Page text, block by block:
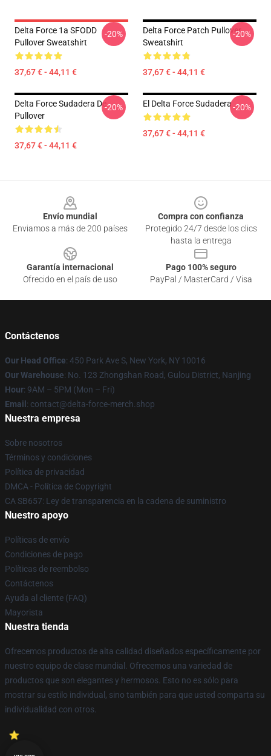
Delta Force 1a SFODD
Pullover Sweatshirt
37,67 € - 44,11 €
-20%
Delta Force Patch Pullover
Sweatshirt
37,67 € - 44,11 €
-20%
Delta Force Sudadera De
Pullover
37,67 € - 44,11 €
-20% El Delta Force Sudadera
37,67 € - 44,11 €
-20%
Envío mundial
Enviamos a más de 200 países
Compra con confianza
Protegido 24/7 desde los clics
hasta la entrega
Garantía internacional
Ofrecido en el país de uso
Pago 100% seguro
PayPal / MasterCard / Visa
Contáctenos
Our Head Office: 450 Park Ave S, New York, NY 10016
Our Warehouse: No. 123 Zhongshan Road, Gulou District, Nanjing
Hour: 9AM – 5PM (Mon – Fri)
Email : contact@delta-force-merch.shop
Nuestra empresa
Sobre nosotros
Términos y condiciones
Política de privacidad
DMCA - Política de Copyright
CA SB657: Ley de transparencia en la cadena de suministro
Nuestro apoyo
Políticas de envío
Condiciones de pago
Políticas de reembolso
Contáctenos
Ayuda al cliente (FAQ)
Mayorista
Nuestra tienda
Ofrecemos productos de alta calidad diseñados específicamente por
nuestro equipo de clase mundial. Ofrecemos una variedad de
productos que son elegantes y hermosos. Esto no es sólo para
mostrar su estilo individual, sino también para que usted comparta su
individualidad con otros.